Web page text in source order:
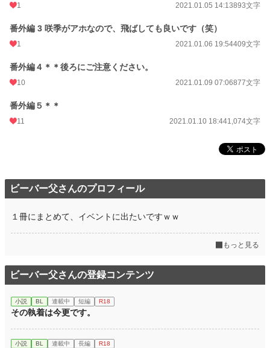
1 2021.01.05 14:13893文字
番外編 3 咲季がアホなので、飛ばしても良いです（笑）
1 2021.01.06 19:54409文字
番外編４＊＊後ろにご注意ください。
10 2021.01.09 07:06877文字
番外編５＊＊
11 2021.01.10 18:441,074文字
ビーバー父さんのプロフィール
１冊にまとめて、イベントに出たいですｗｗ
もっと見る
ビーバー父さんの登録コンテンツ
小説 BL 連載中 短編 R18
その執着は今更です。
小説 BL 連載中 長編 R18